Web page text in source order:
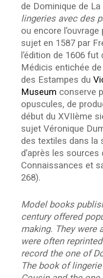
de Dominique de La
lingeries avec des
ou encore
sujet en 1587 par
l’édition de 1606
Médicis entichée
des Estampes du
Museum conserve
opuscules, de
début du XVIIème
sujet Véronique
des textiles dans la
d’après les sources
Connaissances et
268).
Model books
century offered
making. They were
were often
record the one of
The book of